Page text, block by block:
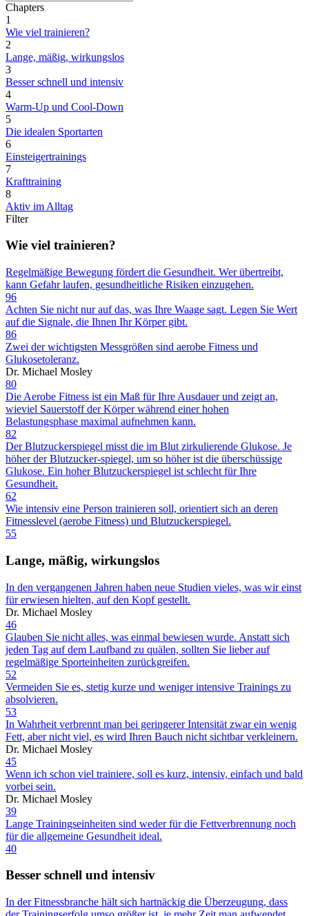
Chapters
1
Wie viel trainieren?
2
Lange, mäßig, wirkungslos
3
Besser schnell und intensiv
4
Warm-Up und Cool-Down
5
Die idealen Sportarten
6
Einsteigertrainings
7
Krafttraining
8
Aktiv im Alltag
Filter
Wie viel trainieren?
Regelmäßige Bewegung fördert die Gesundheit. Wer übertreibt,
kann Gefahr laufen, gesundheitliche Risiken einzugehen.
96
Achten Sie nicht nur auf das, was Ihre Waage sagt. Legen Sie Wert
auf die Signale, die Ihnen Ihr Körper gibt.
86
Zwei der wichtigsten Messgrößen sind aerobe Fitness und
Glukosetoleranz.
Dr. Michael Mosley
80
Die Aerobe Fitness ist ein Maß für Ihre Ausdauer und zeigt an,
wieviel Sauerstoff der Körper während einer hohen
Belastungsphase maximal aufnehmen kann.
82
Der Blutzuckerspiegel misst die im Blut zirkulierende Glukose. Je
höher der Blutzucker-spiegel, um so höher ist die überschüssige
Glukose. Ein hoher Blutzuckerspiegel ist schlecht für Ihre
Gesundheit.
62
Wie intensiv eine Person trainieren soll, orientiert sich an deren
Fitnesslevel (aerobe Fitness) und Blutzuckerspiegel.
55
Lange, mäßig, wirkungslos
In den vergangenen Jahren haben neue Studien vieles, was wir einst
für erwiesen hielten, auf den Kopf gestellt.
Dr. Michael Mosley
46
Glauben Sie nicht alles, was einmal bewiesen wurde. Anstatt sich
jeden Tag auf dem Laufband zu quälen, sollten Sie lieber auf
regelmäßige Sporteinheiten zurückgreifen.
52
Vermeiden Sie es, stetig kurze und weniger intensive Trainings zu
absolvieren.
53
In Wahrheit verbrennt man bei geringerer Intensität zwar ein wenig
Fett, aber nicht viel, es wird Ihren Bauch nicht sichtbar verkleinern.
Dr. Michael Mosley
45
Wenn ich schon viel trainiere, soll es kurz, intensiv, einfach und bald
vorbei sein.
Dr. Michael Mosley
39
Lange Trainingseinheiten sind weder für die Fettverbrennung noch
für die allgemeine Gesundheit ideal.
40
Besser schnell und intensiv
In der Fitnessbranche hält sich hartnäckig die Überzeugung, dass